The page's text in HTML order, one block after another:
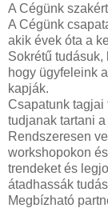
A Cégünk
A Cégünk
akik évek óta a
Sokrétű
hogy ügyfeleink
kapják.
Csapatunk tagjai
tudjanak tartani
Rendszeresen
workshopokon
trendeket és
átadhassák
Megbízható